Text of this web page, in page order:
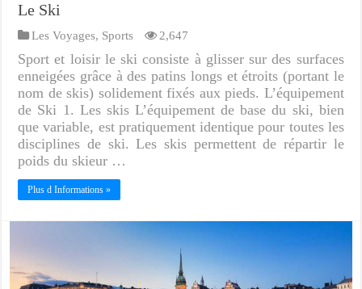
Le Ski
Les Voyages, Sports 2,647
Sport et loisir le ski consiste à glisser sur des surfaces
enneigées grâce à des patins longs et étroits (portant le
nom de skis) solidement fixés aux pieds. L’équipement
de Ski 1. Les skis L’équipement de base du ski, bien
que variable, est pratiquement identique pour toutes les
disciplines de ski. Les skis permettent de répartir le
poids du skieur …
Plus d Informations »